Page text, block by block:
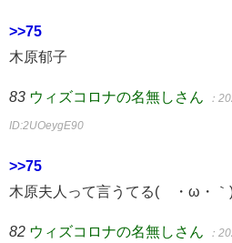
>>75
木原郁子
83 ウィズコロナの名無しさん ：
ID:2UOeygE90
>>75
木原夫人って言うてる(´・ω・｀
82 ウィズコロナの名無しさん ：